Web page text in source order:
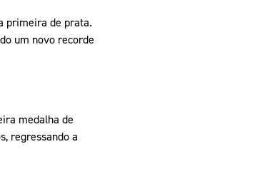
primeira de prata.
um novo recorde
medalha de
regressando a